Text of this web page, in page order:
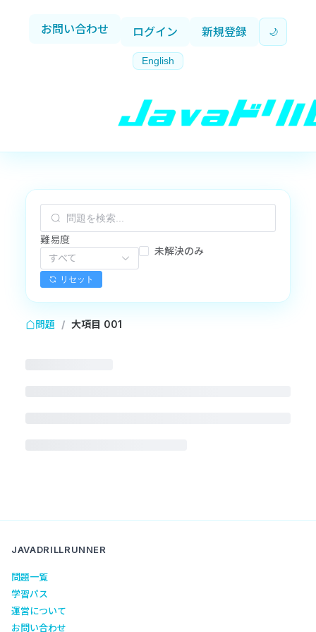
お問い合わせ ログイン 新規登録 🌙
English
難易度
すべて
未解決のみ
リセット
問題 / 大項目 001
JAVADRILLRUNNER
問題一覧
学習パス
運営について
お問い合わせ